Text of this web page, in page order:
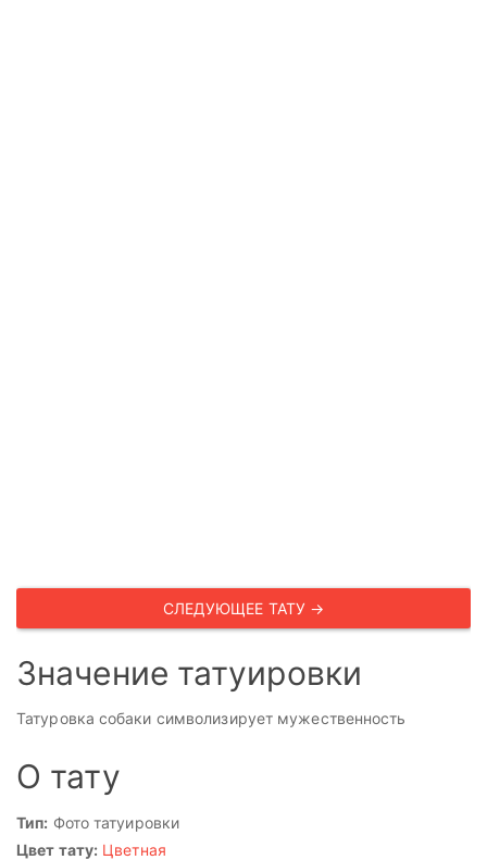
СЛЕДУЮЩЕЕ ТАТУ →
Значение татуировки
Татуровка собаки символизирует мужественность
О тату
Тип: Фото татуировки
Цвет тату: Цветная